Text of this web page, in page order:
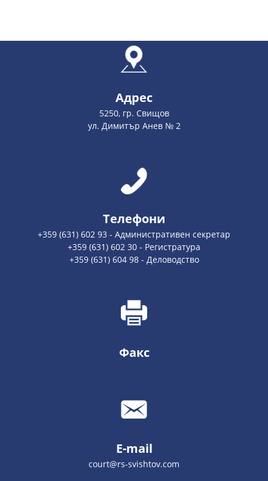
Адрес
5250, гр. Свищов
ул. Димитър Анев № 2
Телефони
+359 (631) 602 93 - Административен секретар
+359 (631) 602 30 - Регистратура
+359 (631) 604 98 - Деловодство
Факс
E-mail
court@rs-svishtov.com